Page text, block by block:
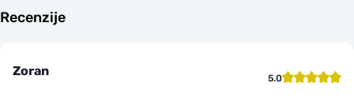
Recenzije
Zoran 5.0